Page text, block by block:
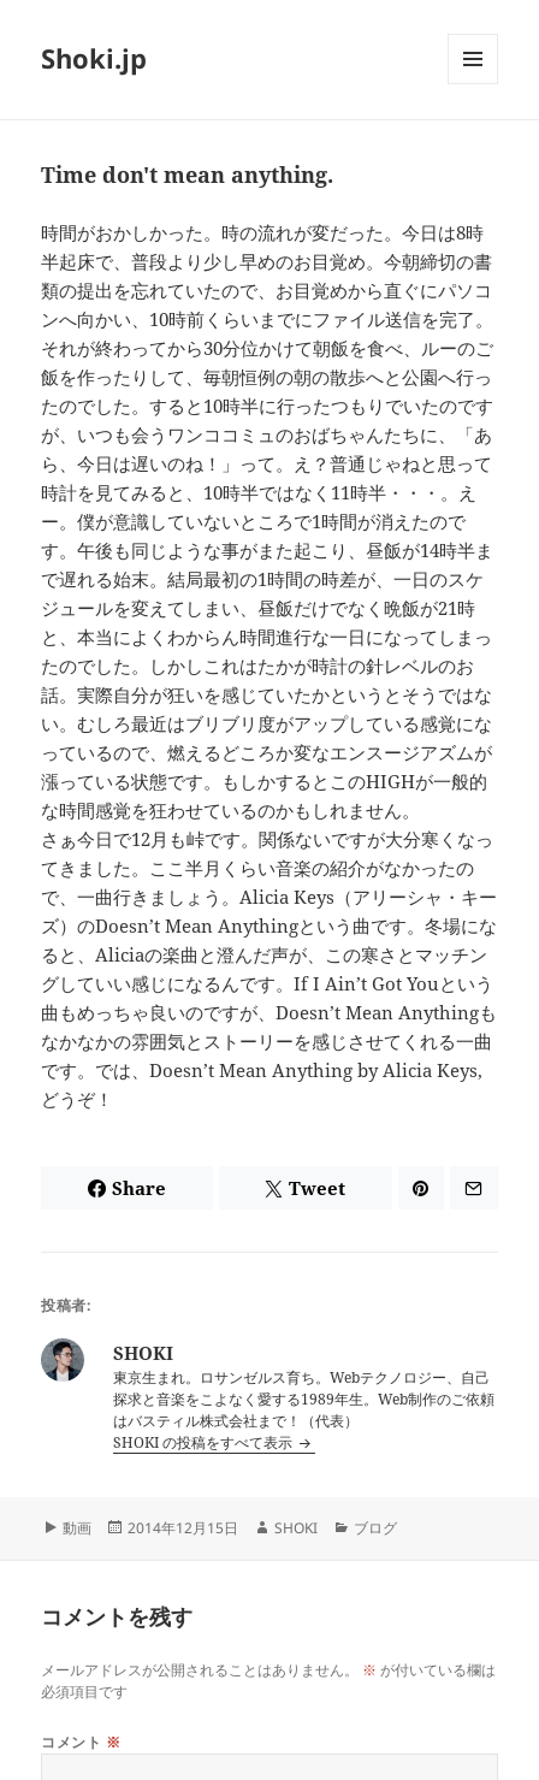
Shoki.jp
Time don't mean anything.
時間がおかしかった。時の流れが変だった。今日は8時
半起床で、普段より少し早めのお目覚め。今朝締切の書
類の提出を忘れていたので、お目覚めから直ぐにパソコ
ンへ向かい、10時前くらいまでにファイル送信を完了。
それが終わってから30分位かけて朝飯を食べ、ルーのご
飯を作ったりして、毎朝恒例の朝の散歩へと公園へ行っ
たのでした。すると10時半に行ったつもりでいたのです
が、いつも会うワンココミュのおばちゃんたちに、「あ
ら、今日は遅いのね！」って。え？普通じゃねと思って
時計を見てみると、10時半ではなく11時半・・・。え
ー。僕が意識していないところで1時間が消えたので
す。午後も同じような事がまた起こり、昼飯が14時半ま
で遅れる始末。結局最初の1時間の時差が、一日のスケ
ジュールを変えてしまい、昼飯だけでなく晩飯が21時
と、本当によくわからん時間進行な一日になってしまっ
たのでした。しかしこれはたかが時計の針レベルのお
話。実際自分が狂いを感じていたかというとそうではな
い。むしろ最近はブリブリ度がアップしている感覚にな
っているので、燃えるどころか変なエンスージアズムが
漲っている状態です。もしかするとこのHIGHが一般的
な時間感覚を狂わせているのかもしれません。
さぁ今日で12月も峠です。関係ないですが大分寒くなっ
てきました。ここ半月くらい音楽の紹介がなかったの
で、一曲行きましょう。Alicia Keys（アリーシャ・キー
ズ）のDoesn’t Mean Anythingという曲です。冬場にな
ると、Aliciaの楽曲と澄んだ声が、この寒さとマッチン
グしていい感じになるんです。If I Ain’t Got Youという
曲もめっちゃ良いのですが、Doesn’t Mean Anythingも
なかなかの雰囲気とストーリーを感じさせてくれる一曲
です。では、Doesn’t Mean Anything by Alicia Keys,
どうぞ！
Share Tweet
投稿者:
SHOKI
東京生まれ。ロサンゼルス育ち。Webテクノロジー、自己
探求と音楽をこよなく愛する1989年生。Web制作のご依頼
はバスティル株式会社まで！（代表）
SHOKI の投稿をすべて表示
フ
ッ
動画
投
2014年12月15日
作
SHOKI
カ
ブログ
コメントを残す
メールアドレスが公開されることはありません。 ※ が付いている欄は
必須項目です
コメント ※